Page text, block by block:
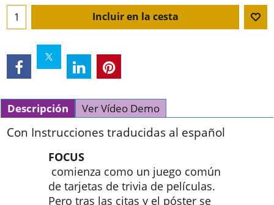
Incluir en la cesta
Descripción Ver Vídeo Demo
Con Instrucciones traducidas al español
FOCUS
comienza como un juego común
de tarjetas de trivia de películas.
Pero tras las citas y el póster se